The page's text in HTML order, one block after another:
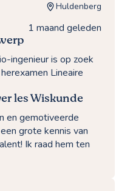
Huldenberg
1 maand geleden
ingenieur is op zoek
Lineaire
les Wiskunde
en gemotiveerde
grote kennis van
Ik raad hem ten